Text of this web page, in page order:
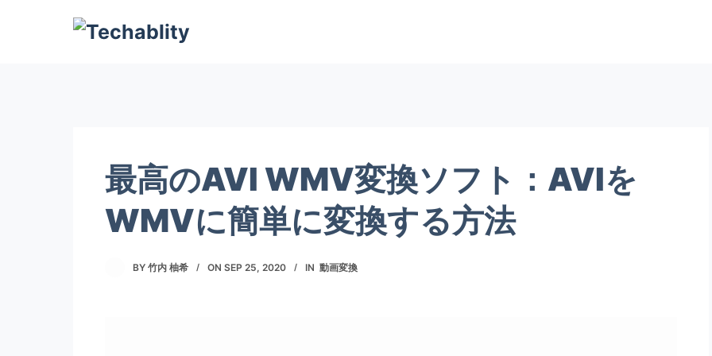
最高のAVI WMV変換ソフト：AVIを
WMVに簡単に変換する方法
BY 竹内 柚希 ON SEP 25, 2020 IN 動画変換